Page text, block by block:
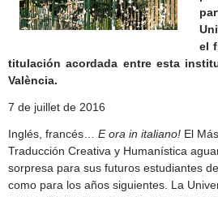
el
titulación acordada entre esta
València.
7 de juillet de 2016
Inglés, francés…E ora in italiano! El
Traducción Creativa y Humanística
sorpresa para sus futuros estudiantes
como para los años siguientes. La